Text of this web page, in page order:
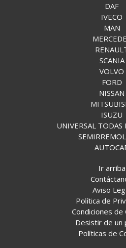
DAF
IVECO
MAN
SCANIA
VOLVO
FORD
NISSAN
ISUZU
UNIVERSAL TODAS
Ir arriba
Aviso
Política de
Condiciones de
Desistir de un
Políticas de